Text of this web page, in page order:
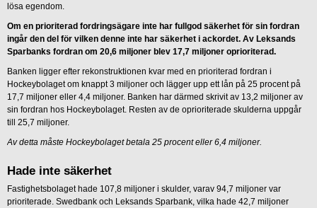
lösa egendom.
Om en prioriterad fordringsägare inte har fullgod säkerhet för sin fordran
ingår den del för vilken denne inte har säkerhet i ackordet. Av Leksands
Sparbanks fordran om 20,6 miljoner blev 17,7 miljoner oprioriterad.
Banken ligger efter rekonstruktionen kvar med en prioriterad fordran i
Hockeybolaget om knappt 3 miljoner och lägger upp ett lån på 25 procent på
17,7 miljoner eller 4,4 miljoner. Banken har därmed skrivit av 13,2 miljoner av
sin fordran hos Hockeybolaget. Resten av de oprioriterade skulderna uppgår
till 25,7 miljoner.
Av detta måste Hockeybolaget betala 25 procent eller 6,4 miljoner.
Hade inte säkerhet
Fastighetsbolaget hade 107,8 miljoner i skulder, varav 94,7 miljoner var
prioriterade. Swedbank och Leksands Sparbank, vilka hade 42,7 miljoner